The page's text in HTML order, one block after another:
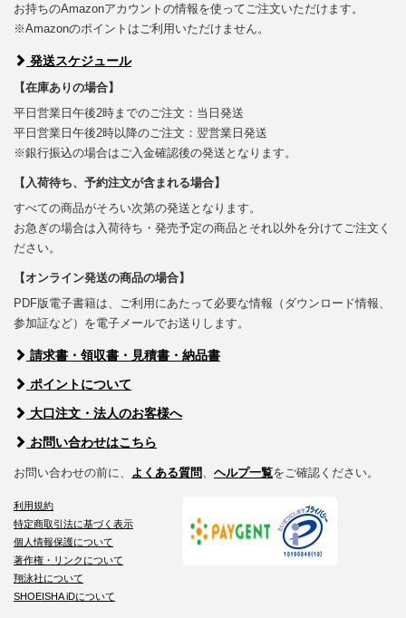
お持ちのAmazonアカウントの情報を使ってご注文いただけます。
※Amazonのポイントはご利用いただけません。
発送スケジュール
【在庫ありの場合】
平日営業日午後2時までのご注文：当日発送
平日営業日午後2時以降のご注文：翌営業日発送
※銀行振込の場合はご入金確認後の発送となります。
【入荷待ち、予約注文が含まれる場合】
すべての商品がそろい次第の発送となります。
お急ぎの場合は入荷待ち・発売予定の商品とそれ以外を分けてご注文く
ださい。
【オンライン発送の商品の場合】
PDF版電子書籍は、ご利用にあたって必要な情報（ダウンロード情報、
参加証など）を電子メールでお送りします。
請求書・領収書・見積書・納品書
ポイントについて
大口注文・法人のお客様へ
お問い合わせはこちら
お問い合わせの前に、 よくある質問 ヘルプ一覧をご確認ください。
利用規約
特定商取引法に基づく表示
個人情報保護について
著作権・リンクについて
翔泳社について
SHOEISHA iDについて